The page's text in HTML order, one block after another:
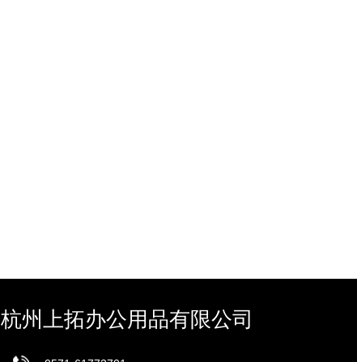
杭州上拓办公用品有限公司